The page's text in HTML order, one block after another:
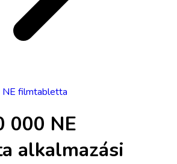
filmtabletta
000 NE
alkalmazási